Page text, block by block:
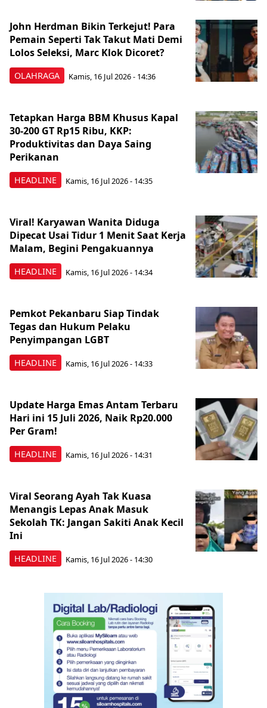
OLAHRAGA
John Herdman Bikin Terkejut! Para
Pemain Seperti Tak Takut Mati Demi
Lolos Seleksi, Marc Klok Dicoret?
Kamis, 16 Jul 2026 - 14:36
HEADLINE
Tetapkan Harga BBM Khusus Kapal
30-200 GT Rp15 Ribu, KKP:
Produktivitas dan Daya Saing
Perikanan
Kamis, 16 Jul 2026 - 14:35
HEADLINE
Viral! Karyawan Wanita Diduga
Dipecat Usai Tidur 1 Menit Saat Kerja
Malam, Begini Pengakuannya
Kamis, 16 Jul 2026 - 14:34
HEADLINE
Pemkot Pekanbaru Siap Tindak
Tegas dan Hukum Pelaku
Penyimpangan LGBT
Kamis, 16 Jul 2026 - 14:33
HEADLINE
Update Harga Emas Antam Terbaru
Hari ini 15 Juli 2026, Naik Rp20.000
Per Gram!
Kamis, 16 Jul 2026 - 14:31
HEADLINE
Viral Seorang Ayah Tak Kuasa
Menangis Lepas Anak Masuk
Sekolah TK: Jangan Sakiti Anak Kecil
Ini
Kamis, 16 Jul 2026 - 14:30